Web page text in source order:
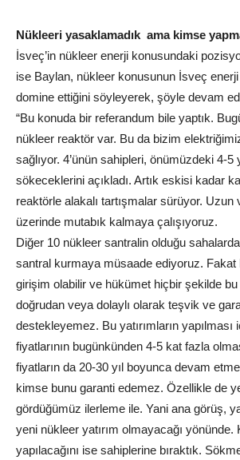
Nükleeri yasaklamadık ama kimse
İsveç’in nükleer enerji konusundaki
ise Baylan, nükleer konusunun İsveç enerji
domine ettiğini söyleyerek, şöyle devam
“Bu konuda bir referandum bile yaptık.
nükleer reaktör var. Bu da bizim
sağlıyor. 4’ünün sahipleri, önümüzdeki 4-5
sökeceklerini açıkladı. Artık eskisi kadar
reaktörle alakalı tartışmalar sürüyor. Uzun
üzerinde mutabık kalmaya çalışıyoruz.
Diğer 10 nükleer santralin olduğu
santral kurmaya müsaade ediyoruz. Fakat
girişim olabilir ve hükümet hiçbir şekilde bu
doğrudan veya dolaylı olarak teşvik ve
destekleyemez. Bu yatırımların yapılması
fiyatlarının bugünkünden 4-5 kat fazla
fiyatların da 20-30 yıl boyunca devam
kimse bunu garanti edemez. Özellikle de
gördüğümüz ilerleme ile. Yani ana görüş,
yeni nükleer yatırım olmayacağı yönünde.
yapılacağını ise sahiplerine bıraktık.